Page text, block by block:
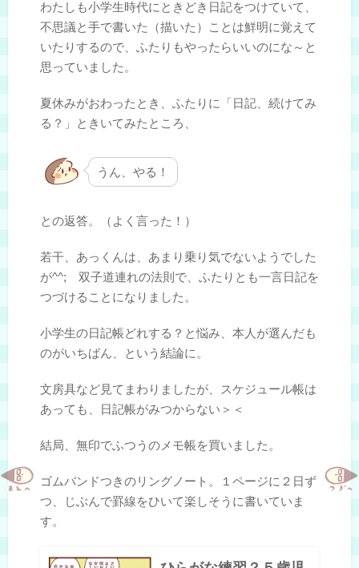
わたしも小学生時代にときどき日記をつけていて、
不思議と手で書いた（描いた）ことは鮮明に覚えて
いたりするので、ふたりもやったらいいのにな～と
思っていました。
夏休みがおわったとき、ふたりに「日記、続けてみ
る？」ときいてみたところ、
うん、やる！
との返答。（よく言った！）
若干、あっくんは、あまり乗り気でないようでした
が^^; 双子道連れの法則で、ふたりとも一言日記を
つづけることになりました。
小学生の日記帳どれする？と悩み、本人が選んだも
のがいちばん、という結論に。
文房具など見てまわりましたが、スケジュール帳は
あっても、日記帳がみつからない＞＜
結局、無印でふつうのメモ帳を買いました。
ゴムバンドつきのリングノート。１ページに２日ず
つ、じぶんで罫線をひいて楽しそうに書いていま
す。